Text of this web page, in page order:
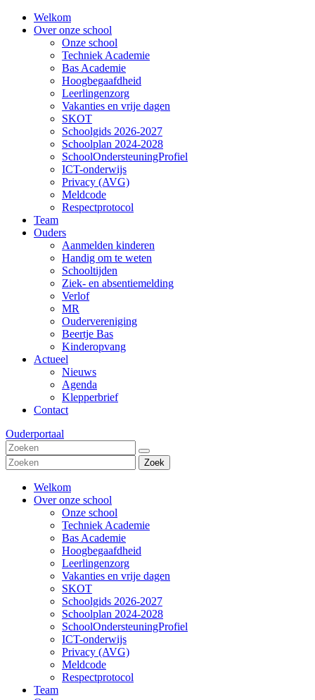
Welkom
Over onze school
Onze school
Techniek Academie
Bas Academie
Hoogbegaafdheid
Leerlingenzorg
Vakanties en vrije dagen
SKOT
Schoolgids 2026-2027
Schoolplan 2024-2028
SchoolOndersteuningProfiel
ICT-onderwijs
Privacy (AVG)
Meldcode
Respectprotocol
Team
Ouders
Aanmelden kinderen
Handig om te weten
Schooltijden
Ziek- en absentiemelding
Verlof
MR
Oudervereniging
Beertje Bas
Kinderopvang
Actueel
Nieuws
Agenda
Klepperbrief
Contact
Ouderportaal
Zoek
Welkom
Over onze school
Onze school
Techniek Academie
Bas Academie
Hoogbegaafdheid
Leerlingenzorg
Vakanties en vrije dagen
SKOT
Schoolgids 2026-2027
Schoolplan 2024-2028
SchoolOndersteuningProfiel
ICT-onderwijs
Privacy (AVG)
Meldcode
Respectprotocol
Team